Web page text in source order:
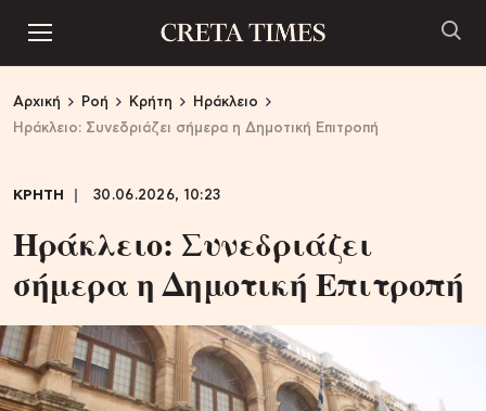
Αρχική Ροή Κρήτη
Ηράκλειο
Ηράκλειο: Συνεδριάζει σήμερα η Δημοτική Επιτροπή
ΚΡΗΤΗ 30.06.2026, 10:23
Ηράκλειο: Συνεδριάζει
σήμερα η Δημοτική Επιτροπή